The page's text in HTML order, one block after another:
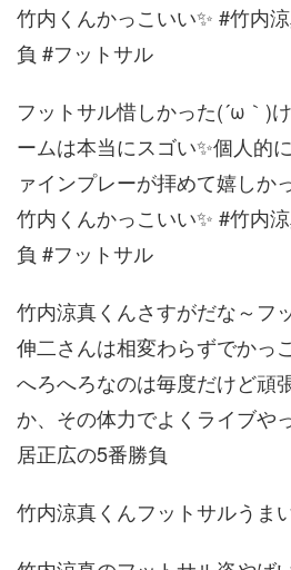
竹内くんかっこいい✨ #竹内
負 #フットサル
フットサル惜しかった(´ω｀)
ームは本当にスゴい✨個人的
ァインプレーが拝めて嬉しか
竹内くんかっこいい✨ #竹内
負 #フットサル
竹内涼真くんさすがだな～フ
伸二さんは相変わらずでかっ
へろへろなのは毎度だけど頑
か、その体力でよくライブ
居正広の5番勝負
竹内涼真くんフットサルうま